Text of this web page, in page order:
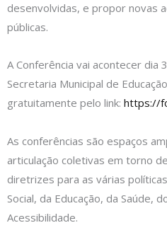
desenvolvidas, e propor novas
públicas.
A Conferência vai acontecer
Secretaria Municipal de
gratuitamente pelo link: https://
As conferências são espaços
articulação coletivas em torno
diretrizes para as várias
Social, da Educação, da Saúde,
Acessibilidade.